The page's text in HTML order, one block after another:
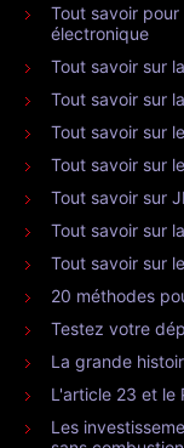
Tout savoir
électronique
Tout savoir sur
Tout savoir sur
Tout savoir sur
Tout savoir sur
Tout savoir sur
Tout savoir sur
Tout savoir sur
20 méthodes
Testez votre
La grande
L'article 23 et le
Les